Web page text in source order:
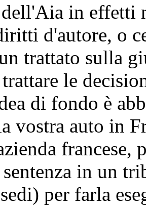
in effetti
d'autore, o
trattato sulla
le
di fondo è
vostra auto in
francese,
in un
per farla